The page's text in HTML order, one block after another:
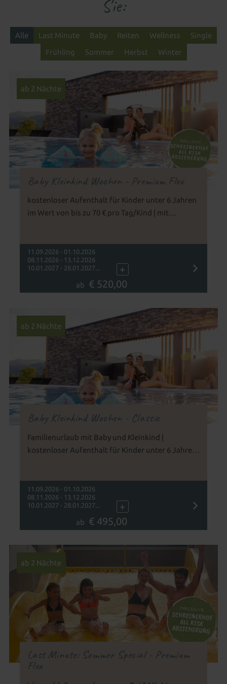
Sie:
Alle Last Minute Baby Reiten Wellness
Single
Frühling
Sommer Herbst Winter
ab 2 Nächte
Baby Kleinkind Wochen - Premium Flex
kostenloser Aufenthalt für Kinder unter 6 Jahren
im Wert von bis zu 70 € pro Tag/Kind | mit
11.09.2026 - 01.10.2026
08.11.2026 - 13.12.2026
10.01.2027 - 28.01.2027...
+
ab € 520,00
ab 2 Nächte
Baby Kleinkind Wochen - Classic
Familienurlaub mit Baby und Kleinkind |
kostenloser Aufenthalt für Kinder unter 6 Jahren
11.09.2026 - 01.10.2026
08.11.2026 - 13.12.2026
10.01.2027 - 28.01.2027...
+
ab € 495,00
ab 2 Nächte
Last Minute: Sommer Special - Premium
Flex